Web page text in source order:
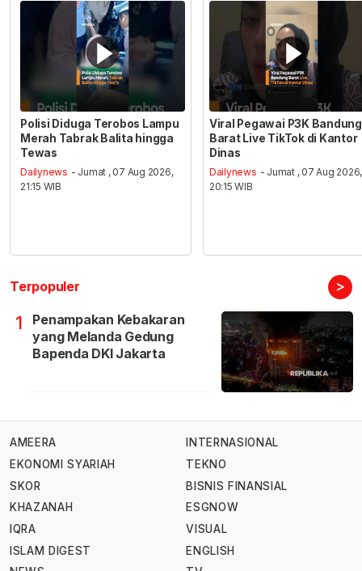
Polisi Diduga Terobos Lampu
Merah Tabrak Balita hingga
Tewas
Dailynews - Jumat , 07 Aug 2026,
21:15 WIB
Viral Pegawai P3K Bandung
Barat Live TikTok di Kantor
Dinas
Dailynews - Jumat , 07 Aug 2026,
20:15 WIB
Terpopuler >
1
Penampakan Kebakaran
yang Melanda Gedung
Bapenda DKI Jakarta
AMEERA
EKONOMI SYARIAH
SKOR
KHAZANAH
IQRA
ISLAM DIGEST
INTERNASIONAL
TEKNO
BISNIS FINANSIAL
ESGNOW
VISUAL
ENGLISH